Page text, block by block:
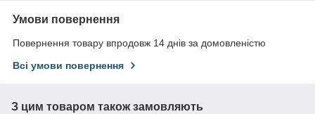
Умови повернення
Повернення товару впродовж 14 днів за домовленістю
Всі умови повернення
З цим товаром також замовляють